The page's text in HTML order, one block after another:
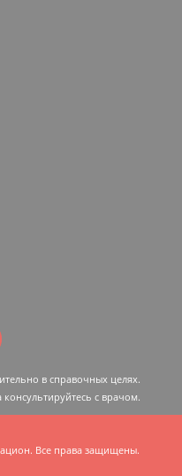
в справочных целях.
c врачом.
Все права защищены.